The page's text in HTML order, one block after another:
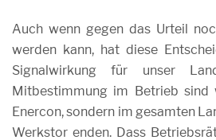
Auch wenn gegen das Urteil
werden kann, hat diese
Signalwirkung für unser
Mitbestimmung im Betrieb sind
Enercon, sondern im gesamten
Werkstor enden. Dass